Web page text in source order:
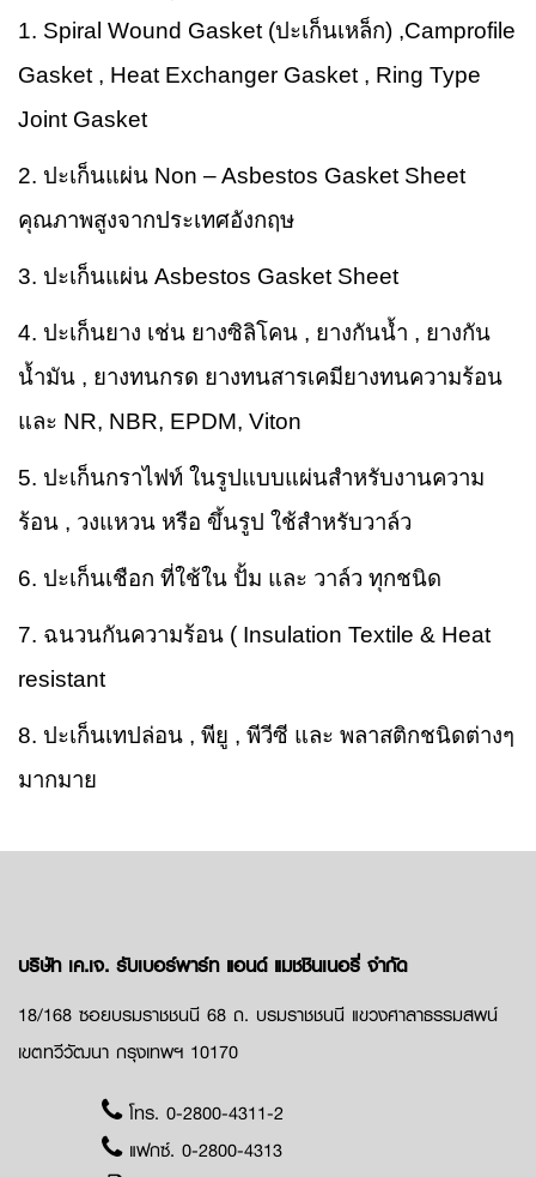
1. Spiral Wound Gasket (ปะเก็นเหล็ก) ,Camprofile
Gasket , Heat Exchanger Gasket , Ring Type
Joint Gasket
2. ปะเก็นแผ่น Non – Asbestos Gasket Sheet
คุณภาพสูงจากประเทศอังกฤษ
3. ปะเก็นแผ่น Asbestos Gasket Sheet
4. ปะเก็นยาง เช่น ยางซิลิโคน , ยางกันน้ำ , ยางกัน
น้ำมัน , ยางทนกรด ยางทนสารเคมียางทนความร้อน
และ NR, NBR, EPDM, Viton
5. ปะเก็นกราไฟท์ ในรูปแบบแผ่นสำหรับงานความ
ร้อน , วงแหวน หรือ ขึ้นรูป ใช้สำหรับวาล์ว
6. ปะเก็นเชือก ที่ใช้ใน ปั้ม และ วาล์ว ทุกชนิด
7. ฉนวนกันความร้อน ( Insulation Textile & Heat
resistant
8. ปะเก็นเทปล่อน , พียู , พีวีซี และ พลาสติกชนิดต่างๆ
มากมาย
บริษัท เค.เจ. รับเบอร์พาร์ท แอนด์ แมชชินเนอรี่ จำกัด
18/168 ซอยบรมราชชนนี 68 ถ. บรมราชชนนี แขวงศาลาธรรมสพน์
เขตทวีวัฒนา กรุงเทพฯ 10170
โทร. 0-2800-4311-2
แฟกซ์. 0-2800-4313